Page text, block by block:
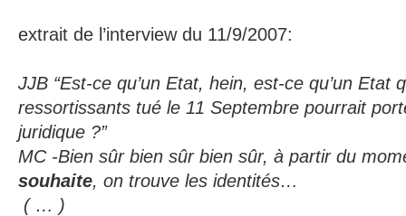
extrait de l’interview du 11/9/2007:
JJB “Est-ce qu’un Etat, hein, est-ce qu’un Etat
ressortissants tué le 11 Septembre pourrait
juridique ?”
MC -Bien sûr bien sûr bien sûr, à partir du
souhaite, on trouve les identités…
( … )